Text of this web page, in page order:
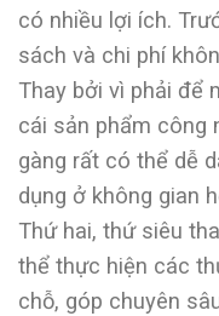
có nhiều lợi ích.
sách và chi phí
Thay bởi vì phải để
cái sản phẩm công
gàng rất có thể dễ
dụng ở không gian
Thứ hai, thứ siêu
thể thực hiện các
chỗ, góp chuyên